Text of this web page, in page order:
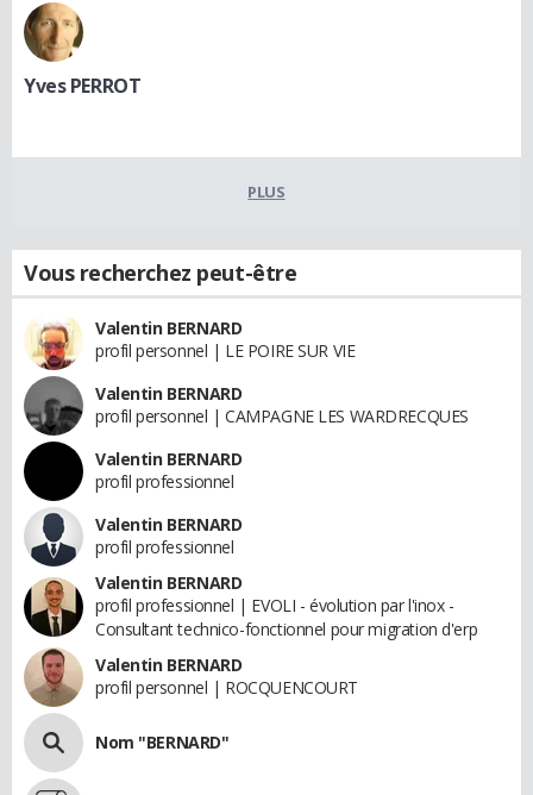
Yves PERROT
PLUS
Vous recherchez peut-être
Valentin BERNARD
profil personnel | LE POIRE SUR VIE
Valentin BERNARD
profil personnel | CAMPAGNE LES WARDRECQUES
Valentin BERNARD
profil professionnel
Valentin BERNARD
profil professionnel
Valentin BERNARD
profil professionnel | EVOLI - évolution par l'inox -
Consultant technico-fonctionnel pour migration d'erp
Valentin BERNARD
profil personnel | ROCQUENCOURT
Nom "BERNARD"